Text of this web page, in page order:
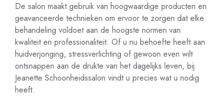
De salon maakt gebruik van hoogwaardige producten en
geavanceerde technieken om ervoor te zorgen dat elke
behandeling voldoet aan de hoogste normen van
kwaliteit en professionaliteit. Of u nu behoefte heeft aan
huidverjonging, stressverlichting of gewoon even wilt
ontsnappen aan de drukte van het dagelijks leven, bij
Jeanette Schoonheidssalon vindt u precies wat u nodig
heeft.